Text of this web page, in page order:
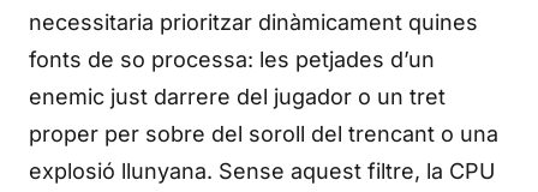
necessitaria prioritzar dinàmicament quines
fonts de so processa: les petjades d’un
enemic just darrere del jugador o un tret
proper per sobre del soroll del trencant o una
explosió llunyana. Sense aquest filtre, la CPU